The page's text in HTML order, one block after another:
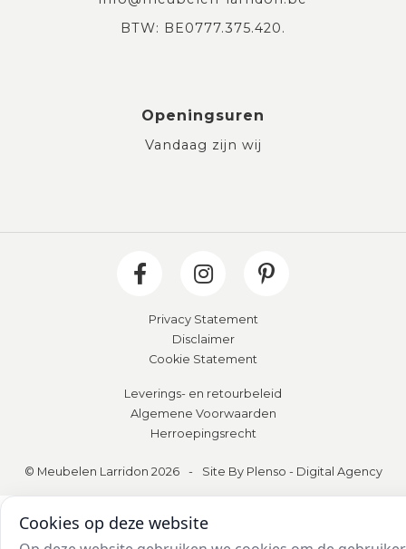
BTW: BE0777.375.420.
Openingsuren
Vandaag zijn wij
Privacy Statement
Disclaimer
Cookie Statement
Leverings- en retourbeleid
Algemene Voorwaarden
Herroepingsrecht
© Meubelen Larridon 2026 - Site By Plenso - Digital Agency
Cookies op deze website